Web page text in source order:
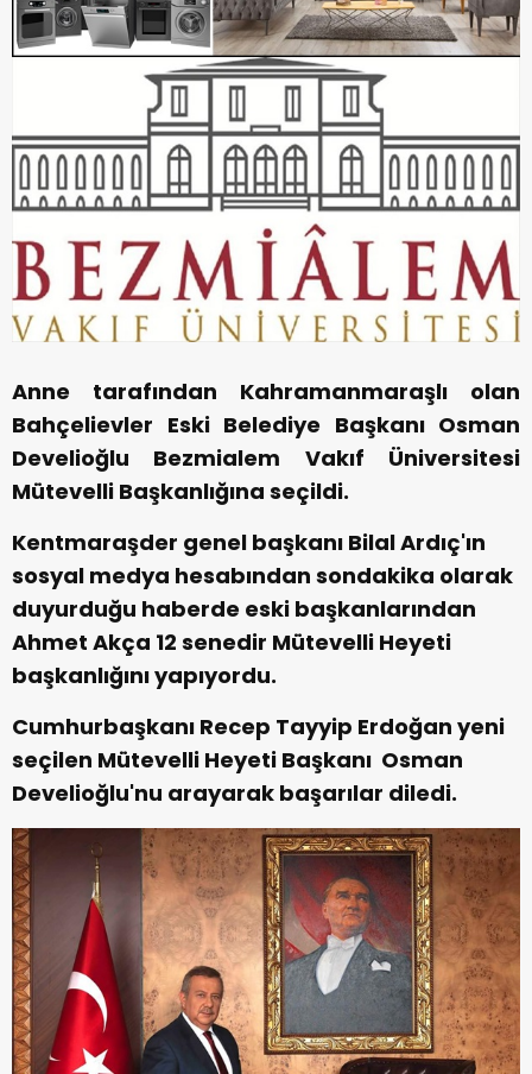
Anne tarafından Kahramanmaraşlı olan
Bahçelievler Eski Belediye Başkanı Osman
Develioğlu Bezmialem Vakıf Üniversitesi
Mütevelli Başkanlığına seçildi.
Kentmaraşder genel başkanı Bilal Ardıç'ın
sosyal medya hesabından sondakika olarak
duyurduğu haberde eski başkanlarından
Ahmet Akça 12 senedir Mütevelli Heyeti
başkanlığını yapıyordu.
Cumhurbaşkanı Recep Tayyip Erdoğan yeni
seçilen Mütevelli Heyeti Başkanı Osman
Develioğlu'nu arayarak başarılar diledi.